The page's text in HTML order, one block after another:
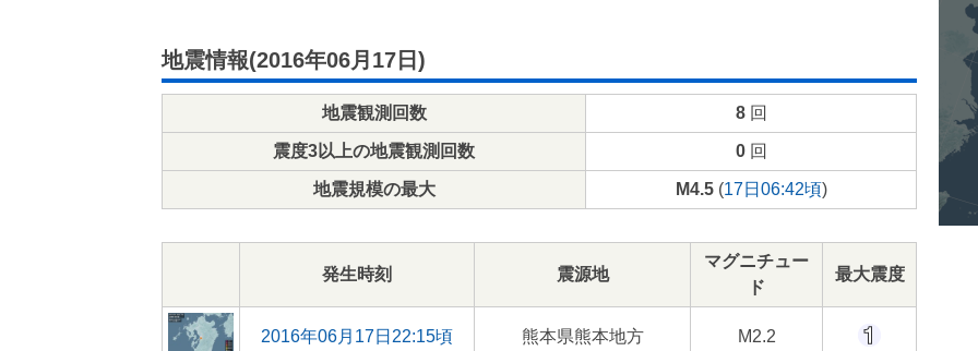
地震情報(2016年06月17日)
地震観測回数 8回
震度3以上の地震観測回数 0回
地震規模の最大 M4.5(17日06:42頃)
発生時刻 震源地
マグニチュー
ド
最大震度
2016年06月17日22:15頃 熊本県熊本地方 M2.2